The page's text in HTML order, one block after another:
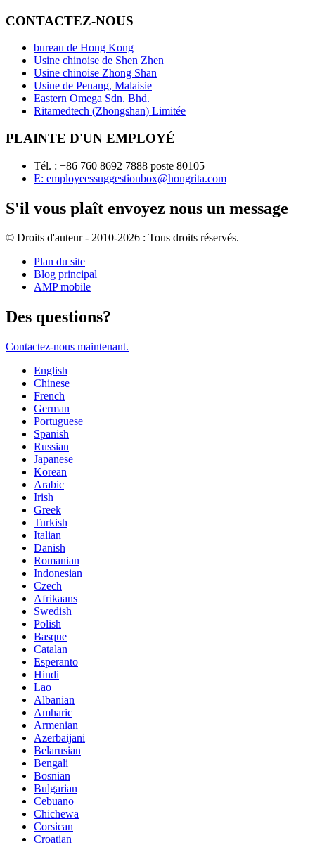
CONTACTEZ-NOUS
bureau de Hong Kong
Usine chinoise de Shen Zhen
Usine chinoise Zhong Shan
Usine de Penang, Malaisie
Eastern Omega Sdn. Bhd.
Ritamedtech (Zhongshan) Limitée
PLAINTE D'UN EMPLOYÉ
Tél. : +86 760 8692 7888 poste 80105
E: employeessuggestionbox@hongrita.com
S'il vous plaît envoyez nous un message
© Droits d'auteur - 2010-2026 : Tous droits réservés.
Plan du site
Blog principal
AMP mobile
Des questions?
Contactez-nous maintenant.
English
Chinese
French
German
Portuguese
Spanish
Russian
Japanese
Korean
Arabic
Irish
Greek
Turkish
Italian
Danish
Romanian
Indonesian
Czech
Afrikaans
Swedish
Polish
Basque
Catalan
Esperanto
Hindi
Lao
Albanian
Amharic
Armenian
Azerbaijani
Belarusian
Bengali
Bosnian
Bulgarian
Cebuano
Chichewa
Corsican
Croatian